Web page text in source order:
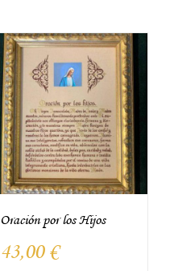
Oración por los Hijos
43,00 €